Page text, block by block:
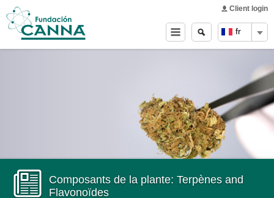
fr
Client login
Main menu
Search
form
Search
Composants de la plante: Terpènes and
Flavonoïdes